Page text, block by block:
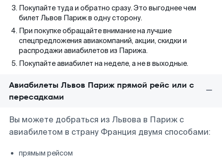
Покупайте туда и обратно сразу. Это выгоднее чем
билет Львов Париж в одну сторону.
При покупке обращайте внимание на лучшие
спецпредложения авиакомпаний, акции, скидки и
распродажи авиабилетов из Парижа.
Покупайте авиабилет на неделе, а не в выходные.
Авиабилеты Львов Париж прямой рейс или с
пересадками
Вы можете добраться из Львова в Париж с
авиабилетом в страну Франция двумя способами:
прямым рейсом